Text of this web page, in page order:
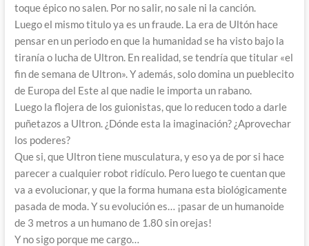
toque épico no salen. Por no salir, no sale ni la canción.
Luego el mismo titulo ya es un fraude. La era de Ultón hace
pensar en un periodo en que la humanidad se ha visto bajo la
tiranía o lucha de Ultron. En realidad, se tendría que titular «el
fin de semana de Ultron». Y además, solo domina un pueblecito
de Europa del Este al que nadie le importa un rabano.
Luego la flojera de los guionistas, que lo reducen todo a darle
puñetazos a Ultron. ¿Dónde esta la imaginación? ¿Aprovechar
los poderes?
Que si, que Ultron tiene musculatura, y eso ya de por si hace
parecer a cualquier robot ridículo. Pero luego te cuentan que
va a evolucionar, y que la forma humana esta biológicamente
pasada de moda. Y su evolución es… ¡pasar de un humanoide
de 3 metros a un humano de 1.80 sin orejas!
Y no sigo porque me cargo…